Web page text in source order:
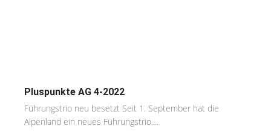
Pluspunkte AG 4-2022
Führungstrio neu besetzt Seit 1. September hat die
Alpenland ein neues Führungstrio....